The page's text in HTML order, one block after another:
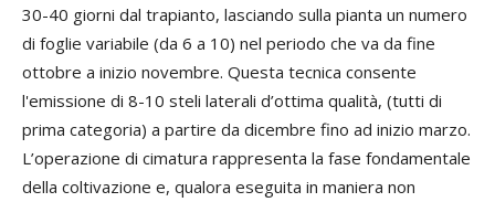
30-40 giorni dal trapianto, lasciando sulla pianta un numero
di foglie variabile (da 6 a 10) nel periodo che va da fine
ottobre a inizio novembre. Questa tecnica consente
l'emissione di 8-10 steli laterali d’ottima qualità, (tutti di
prima categoria) a partire da dicembre fino ad inizio marzo.
L’operazione di cimatura rappresenta la fase fondamentale
della coltivazione e, qualora eseguita in maniera non